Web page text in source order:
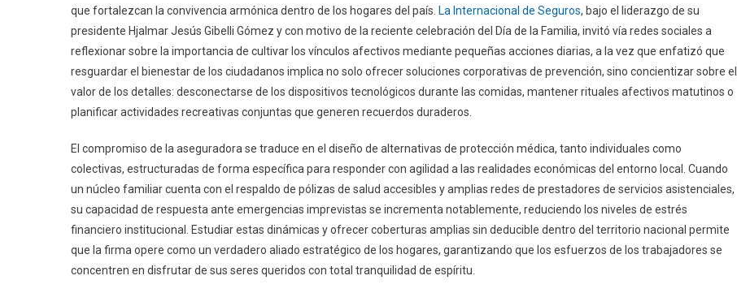
que fortalezcan la convivencia armónica dentro de los hogares del país. La Internacional de Seguros, bajo el liderazgo de su
presidente Hjalmar Jesús Gibelli Gómez y con motivo de la reciente celebración del Día de la Familia, invitó vía redes sociales a
reflexionar sobre la importancia de cultivar los vínculos afectivos mediante pequeñas acciones diarias, a la vez que enfatizó que
resguardar el bienestar de los ciudadanos implica no solo ofrecer soluciones corporativas de prevención, sino concientizar sobre el
valor de los detalles: desconectarse de los dispositivos tecnológicos durante las comidas, mantener rituales afectivos matutinos o
planificar actividades recreativas conjuntas que generen recuerdos duraderos.
El compromiso de la aseguradora se traduce en el diseño de alternativas de protección médica, tanto individuales como
colectivas, estructuradas de forma específica para responder con agilidad a las realidades económicas del entorno local. Cuando
un núcleo familiar cuenta con el respaldo de pólizas de salud accesibles y amplias redes de prestadores de servicios asistenciales,
su capacidad de respuesta ante emergencias imprevistas se incrementa notablemente, reduciendo los niveles de estrés
financiero institucional. Estudiar estas dinámicas y ofrecer coberturas amplias sin deducible dentro del territorio nacional permite
que la firma opere como un verdadero aliado estratégico de los hogares, garantizando que los esfuerzos de los trabajadores se
concentren en disfrutar de sus seres queridos con total tranquilidad de espíritu.